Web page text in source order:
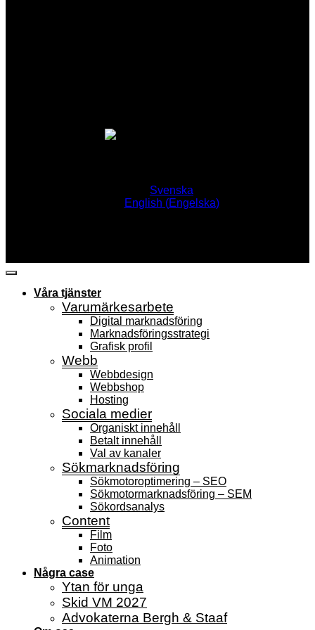
Svenska
English (Engelska)
Våra tjänster
Varumärkesarbete
Digital marknadsföring
Marknadsförings­strategi
Grafisk profil
Webb
Webbdesign
Webbshop
Hosting
Sociala medier
Organiskt innehåll
Betalt innehåll
Val av kanaler
Sökmarknadsföring
Sökmotoroptimering – SEO
Sökmotormarknadsföring – SEM
Sökordsanalys
Content
Film
Foto
Animation
Några case
Ytan för unga
Skid VM 2027
Advokaterna Bergh & Staaf